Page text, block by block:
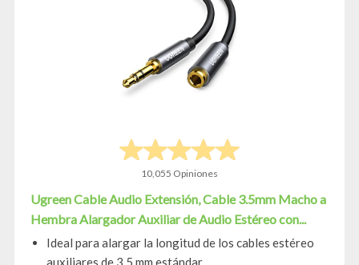
10,055 Opiniones
Ugreen Cable Audio Extensión, Cable 3.5mm Macho a
Hembra Alargador Auxiliar de Audio Estéreo con...
Ideal para alargar la longitud de los cables estéreo